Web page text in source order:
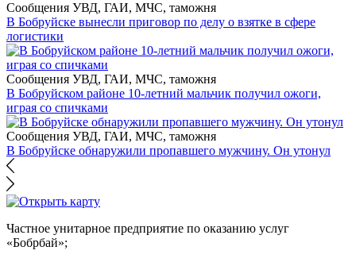
Сообщения УВД, ГАИ, МЧС, таможня
В Бобруйске вынесли приговор по делу о взятке в сфере
логистики
Сообщения УВД, ГАИ, МЧС, таможня
В Бобруйском районе 10-летний мальчик получил ожоги,
играя со спичками
Сообщения УВД, ГАИ, МЧС, таможня
В Бобруйске обнаружили пропавшего мужчину. Он утонул
Частное унитарное предприятие по оказанию услуг
«Бобрбай»;